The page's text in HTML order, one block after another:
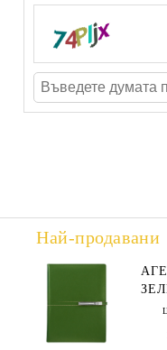
Най-продавани